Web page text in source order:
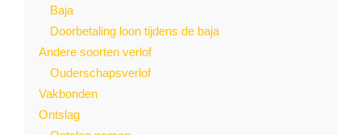
Baja
Doorbetaling loon tijdens de baja
Andere soorten verlof
Ouderschapsverlof
Vakbonden
Ontslag